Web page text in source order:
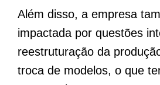
Além disso, a empresa
impactada por questões
reestruturação da
troca de modelos, o que